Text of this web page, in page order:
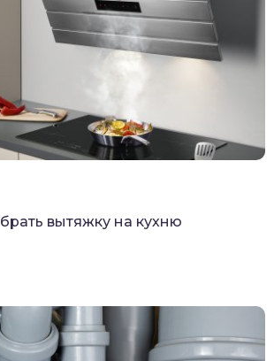
вытяжку на кухню